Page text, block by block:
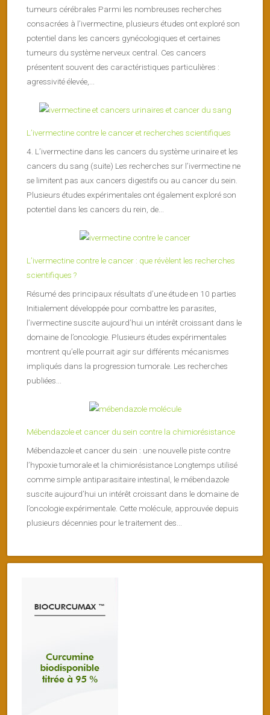
tumeurs cérébrales Parmi les nombreuses recherches
consacrées à l’ivermectine, plusieurs études ont exploré son
potentiel dans les cancers gynécologiques et certaines
tumeurs du système nerveux central. Ces cancers
présentent souvent des caractéristiques particulières :
agressivité élevée,...
L’ivermectine contre le cancer et recherches scientifiques
4. L’ivermectine dans les cancers du système urinaire et les
cancers du sang (suite) Les recherches sur l’ivermectine ne
se limitent pas aux cancers digestifs ou au cancer du sein.
Plusieurs études expérimentales ont également exploré son
potentiel dans les cancers du rein, de...
L’ivermectine contre le cancer : que révèlent les recherches
scientifiques ?
Résumé des principaux résultats d’une étude en 10 parties
Initialement développée pour combattre les parasites,
l’ivermectine suscite aujourd’hui un intérêt croissant dans le
domaine de l’oncologie. Plusieurs études expérimentales
montrent qu’elle pourrait agir sur différents mécanismes
impliqués dans la progression tumorale. Les recherches
publiées...
Mébendazole et cancer du sein contre la chimiorésistance
Mébendazole et cancer du sein : une nouvelle piste contre
l’hypoxie tumorale et la chimiorésistance Longtemps utilisé
comme simple antiparasitaire intestinal, le mébendazole
suscite aujourd’hui un intérêt croissant dans le domaine de
l’oncologie expérimentale. Cette molécule, approuvée depuis
plusieurs décennies pour le traitement des...